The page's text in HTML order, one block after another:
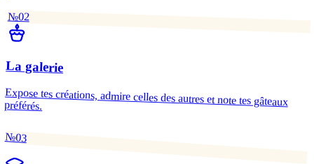
№02
La galerie
Expose tes créations, admire celles des autres et note tes gâteaux
préférés.
№03